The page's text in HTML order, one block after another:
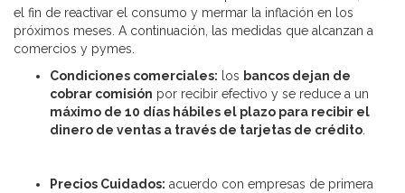
el fin de reactivar el consumo y mermar la inflación en los
próximos meses. A continuación, las medidas que alcanzan a
comercios y pymes.
Condiciones comerciales: los bancos dejan de
cobrar comisión por recibir efectivo y se reduce a un
máximo de 10 días hábiles el plazo para recibir el
dinero de ventas a través de tarjetas de crédito
Precios Cuidados: acuerdo con empresas de primera